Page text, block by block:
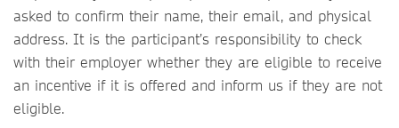
asked to confirm their name, their email, and physical
address. It is the participant’s responsibility to check
with their employer whether they are eligible to receive
an incentive if it is offered and inform us if they are not
eligible.